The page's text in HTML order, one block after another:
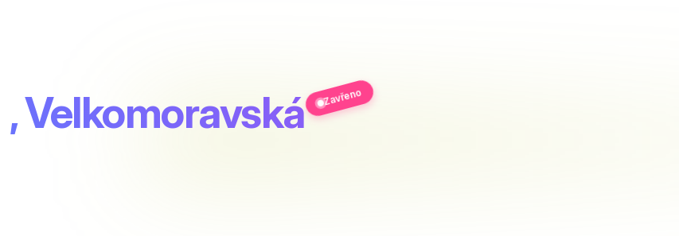
, Velkomoravská Zavřeno